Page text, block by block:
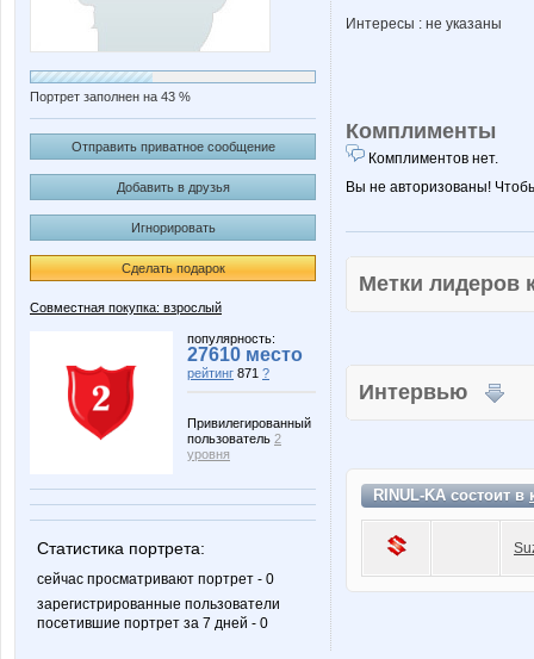
Портрет заполнен на 43 %
Отправить приватное сообщение
Добавить в друзья
Игнорировать
Сделать подарок
Совместная покупка: взрослый
популярность:
27610 место
рейтинг 871 ?
Привилегированный
пользователь 2
уровня
Статистика портрета:
сейчас просматривают портрет - 0
зарегистрированные пользователи
посетившие портрет за 7 дней - 0
Интересы : не указаны
Комплименты
Комплиментов нет.
Вы не авторизованы!
Метки
Интервью
RINUL-KA состоит в